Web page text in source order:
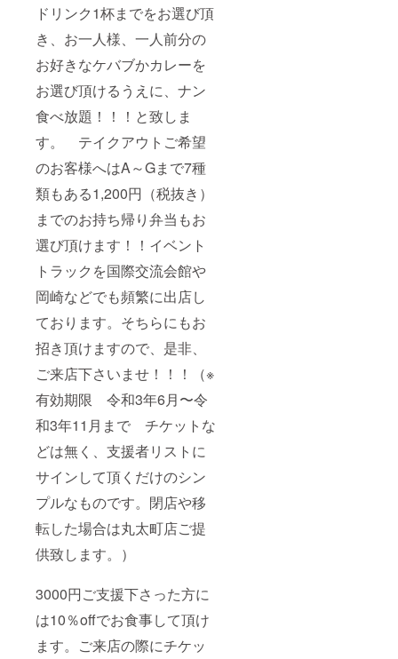
ドリンク1杯までをお選び頂
き、お一人様、一人前分の
お好きなケバブかカレーを
お選び頂けるうえに、ナン
食べ放題！！！と致しま
す。 テイクアウトご希望
のお客様へはA～Gまで7種
類もある1,200円（税抜き）
までのお持ち帰り弁当もお
選び頂けます！！イベント
トラックを国際交流会館や
岡崎などでも頻繁に出店し
ております。そちらにもお
招き頂けますので、是非、
ご来店下さいませ！！！（※
有効期限 令和3年6月〜令
和3年11月まで チケットな
どは無く、支援者リストに
サインして頂くだけのシン
プルなものです。閉店や移
転した場合は丸太町店ご提
供致します。）
3000円ご支援下さった方に
は10％offでお食事して頂け
ます。ご来店の際にチケッ